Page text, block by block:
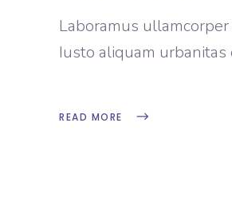
Laboramus ullamcorper
Iusto aliquam urbanitas
READ MORE